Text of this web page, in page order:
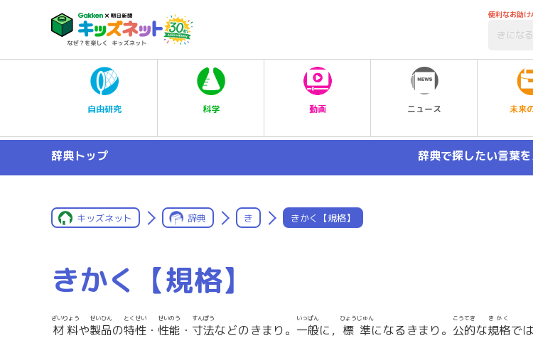
便利なお助
自由研究 科学 動画 ニュース 未来
辞典トップ 辞典で探したい言葉
キッズネット 辞典 き きかく【規格】
きかく【規格】
材料
ざいりょう
や製品
せいひん
の特性
とくせい
・ 性能
せいのう
・ 寸法
すんぽう
などのきまり。 一般
いっぱん
に， 標準
ひょうじゅん
になるきまり。 公的
こうてき
な規格
きかく
で